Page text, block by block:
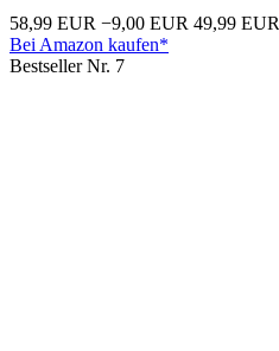
58,99 EUR −9,00 EUR 49,99 EUR
Bei Amazon kaufen*
Bestseller Nr. 7